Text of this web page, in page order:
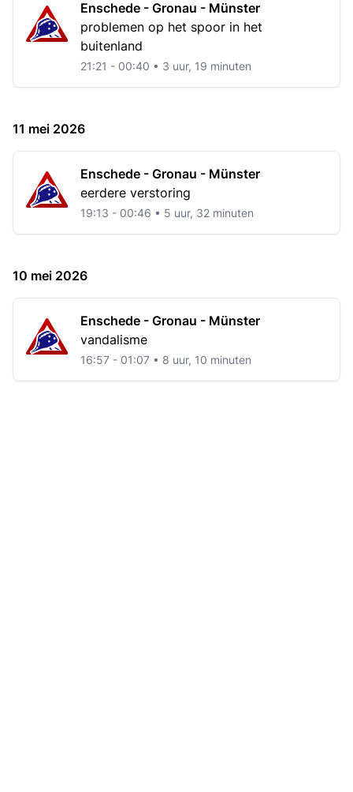
Enschede - Gronau - Münster
problemen op het spoor in het
buitenland
21:21 - 00:40 • 3 uur, 19 minuten
11 mei 2026
Enschede - Gronau - Münster
eerdere verstoring
19:13 - 00:46 • 5 uur, 32 minuten
10 mei 2026
Enschede - Gronau - Münster
vandalisme
16:57 - 01:07 • 8 uur, 10 minuten